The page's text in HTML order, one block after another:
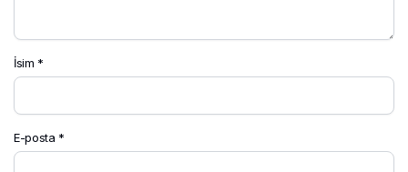
İsim *
E-posta *